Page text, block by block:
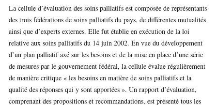
La cellule d’évaluation des soins palliatifs est composée de représentants
des trois fédérations de soins palliatifs du pays, de différentes mutualités
ainsi que d’experts externes. Elle fut établie en exécution de la loi
relative aux soins palliatifs du 14 juin 2002. En vue du développement
d’un plan palliatif axé sur les besoins et de la mise en place d’une série
de mesures par le gouvernement fédéral, la cellule évalue régulièrement
de manière critique « les besoins en matière de soins palliatifs et la
qualité des réponses qui y sont apportées ». Un rapport d’évaluation,
comprenant des propositions et recommandations, est présenté tous les